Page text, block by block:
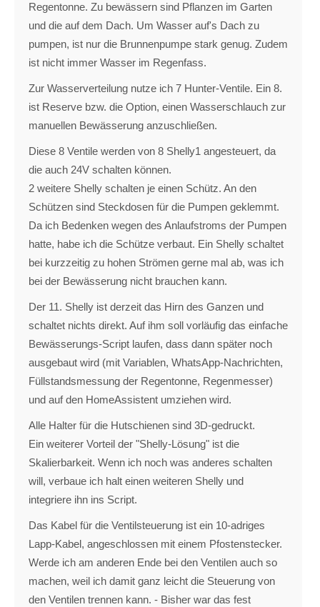
Regentonne. Zu bewässern sind Pflanzen im Garten
und die auf dem Dach. Um Wasser auf's Dach zu
pumpen, ist nur die Brunnenpumpe stark genug. Zudem
ist nicht immer Wasser im Regenfass.
Zur Wasserverteilung nutze ich 7 Hunter-Ventile. Ein 8.
ist Reserve bzw. die Option, einen Wasserschlauch zur
manuellen Bewässerung anzuschließen.
Diese 8 Ventile werden von 8 Shelly1 angesteuert, da
die auch 24V schalten können.
2 weitere Shelly schalten je einen Schütz. An den
Schützen sind Steckdosen für die Pumpen geklemmt.
Da ich Bedenken wegen des Anlaufstroms der Pumpen
hatte, habe ich die Schütze verbaut. Ein Shelly schaltet
bei kurzzeitig zu hohen Strömen gerne mal ab, was ich
bei der Bewässerung nicht brauchen kann.
Der 11. Shelly ist derzeit das Hirn des Ganzen und
schaltet nichts direkt. Auf ihm soll vorläufig das einfache
Bewässerungs-Script laufen, dass dann später noch
ausgebaut wird (mit Variablen, WhatsApp-Nachrichten,
Füllstandsmessung der Regentonne, Regenmesser)
und auf den HomeAssistent umziehen wird.
Alle Halter für die Hutschienen sind 3D-gedruckt.
Ein weiterer Vorteil der "Shelly-Lösung" ist die
Skalierbarkeit. Wenn ich noch was anderes schalten
will, verbaue ich halt einen weiteren Shelly und
integriere ihn ins Script.
Das Kabel für die Ventilsteuerung ist ein 10-adriges
Lapp-Kabel, angeschlossen mit einem Pfostenstecker.
Werde ich am anderen Ende bei den Ventilen auch so
machen, weil ich damit ganz leicht die Steuerung von
den Ventilen trennen kann. - Bisher war das fest